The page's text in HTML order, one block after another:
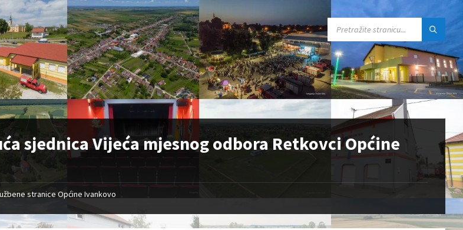
sjednica Vijeća mjesnog odbora Retkovci Općine
stranice Općine Ivankovo